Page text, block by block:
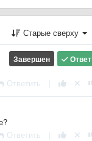
Старые сверху
Ответ
Завершен
Ответить
Ответить